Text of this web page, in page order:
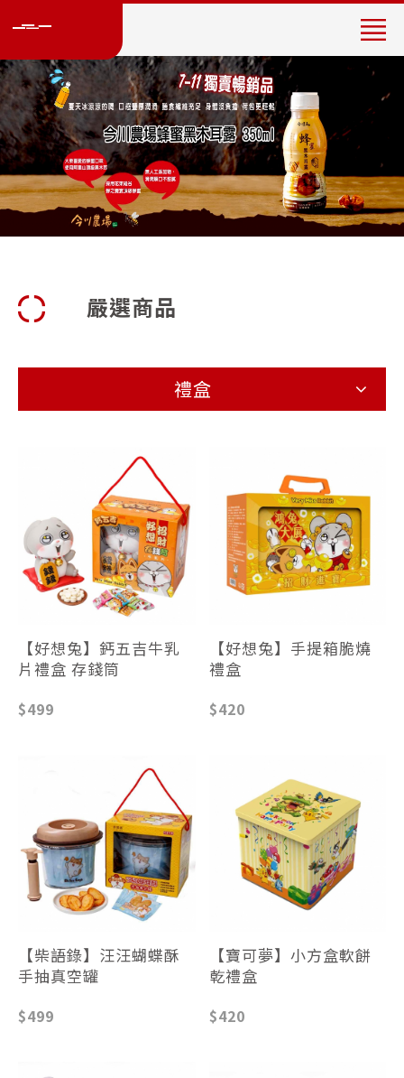
營
製
作
販
售
台
灣
茗
茶
)
休
伴
手
禮
品
嚴選商品
禮盒
【好想兔】鈣五吉牛乳
片禮盒 存錢筒
$499
【好想兔】手提箱脆燒
禮盒
$420
【柴語錄】汪汪蝴蝶酥
手抽真空罐
$499
【寶可夢】小方盒軟餅
乾禮盒
$420